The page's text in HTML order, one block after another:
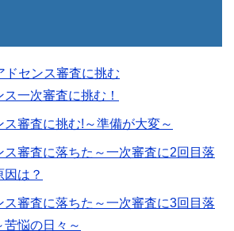
ドセンス審査に挑む
ス一次審査に挑む！
ス審査に挑む!～準備が大変～
ス審査に落ちた～一次審査に2回目落
因は？
ス審査に落ちた～一次審査に3回目落
苦悩の日々～